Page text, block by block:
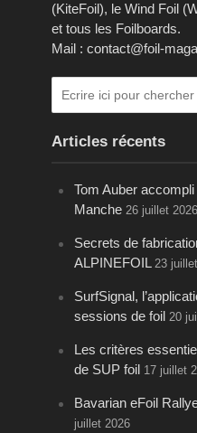
(KiteFoil), le Wind Foil
et tous les Foilboards.
Mail : contact@foil-
Articles récents
Tom Auber
Manche 26 juillet 2026
Secrets de
ALPINEFOIL 23
SurfSignal,
sessions de foil 20
Les critères
de SUP foil 17 juillet
Bavarian eFoil
juillet 2026